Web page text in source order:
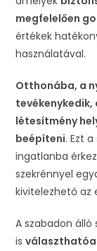
megfelelően
értékek
használatával.
Otthonába, a
tevékenykedik,
létesítmény
beépíteni. Ezt
ingatlanba
szekrénnyel
kivitelezhető az
A szabadon
is